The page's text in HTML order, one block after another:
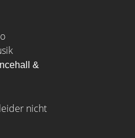
&
nicht